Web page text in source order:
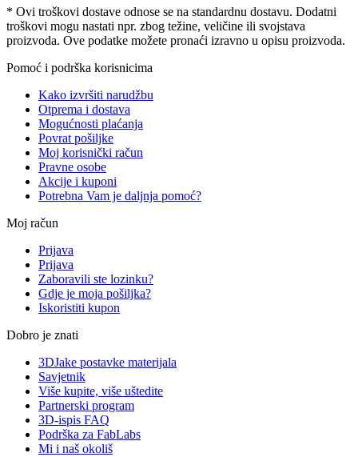
* Ovi troškovi dostave odnose se na standardnu ​​dostavu. Dodatni
troškovi mogu nastati npr. zbog težine, veličine ili svojstava
proizvoda. Ove podatke možete pronaći izravno u opisu proizvoda.
Pomoć i podrška korisnicima
Kako izvršiti narudžbu
Otprema i dostava
Mogućnosti plaćanja
Povrat pošiljke
Moj korisnički račun
Pravne osobe
Akcije i kuponi
Potrebna Vam je daljnja pomoć?
Moj račun
Prijava
Prijava
Zaboravili ste lozinku?
Gdje je moja pošiljka?
Iskoristiti kupon
Dobro je znati
3DJake postavke materijala
Savjetnik
Više kupite, više uštedite
Partnerski program
3D-ispis FAQ
Podrška za FabLabs
Mi i naš okoliš